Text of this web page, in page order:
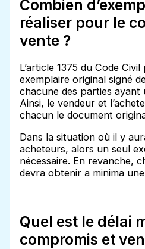
Combien
réaliser pour le
vente ?
L’article 1375 du Code Civil
exemplaire original signé
chacune des parties ayant
Ainsi, le vendeur et
chacun le document
Dans la situation où il y
acheteurs, alors un seul
nécessaire. En revanche,
devra obtenir a minima
Quel est le délai
compromis et